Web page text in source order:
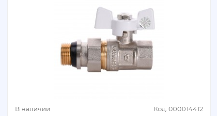
В наличии Код: 000014412